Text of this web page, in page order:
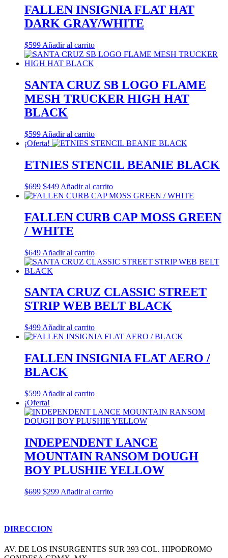
era:
$249.
es:
$149.
FALLEN INSIGNIA FLAT HAT
DARK GRAY/WHITE
$599 Añadir al carrito
SANTA CRUZ SB LOGO FLAME
MESH TRUCKER HIGH HAT
BLACK
$599 Añadir al carrito
¡Oferta!
ETNIES STENCIL BEANIE BLACK
$699 El
precio
era:
$699.
$449El
precio
es:
$449.
Añadir al carrito
FALLEN CURB CAP MOSS GREEN
/ WHITE
$649 Añadir al carrito
SANTA CRUZ CLASSIC STREET
STRIP WEB BELT BLACK
$499 Añadir al carrito
FALLEN INSIGNIA FLAT AERO /
BLACK
$599 Añadir al carrito
¡Oferta!
INDEPENDENT LANCE
MOUNTAIN RANSOM DOUGH
BOY PLUSHIE YELLOW
$699 El
$699.
$299ElAñadir al carrito
DIRECCION
AV. DE LOS INSURGENTES SUR 393 COL. HIPODROMO